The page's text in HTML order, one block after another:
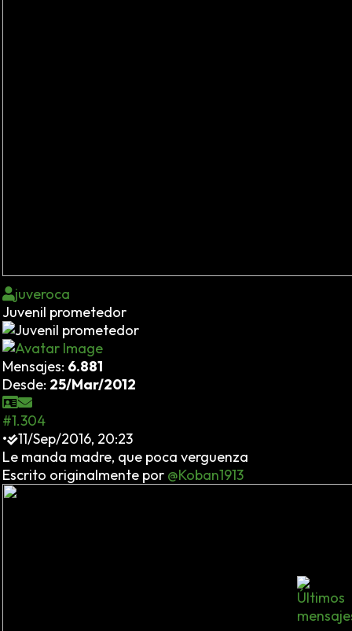
juveroca
Juvenil prometedor
Mensajes: 6.881
Desde: 25/Mar/2012
#1.304
•
11/Sep/2016, 20:23
Le manda madre, que poca verguenza
Escrito originalmente por @Koban1913